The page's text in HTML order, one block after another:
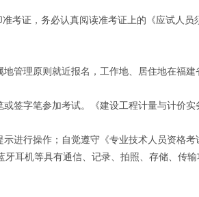
考证，务必认真阅读准考证上的《应试人员
地管理原则就近报名，工作地、居住地在福建
字笔参加考试。《建设工程计量与计价实
行操作；自觉遵守《专业技术人员资格考
牙耳机等具有通信、记录、拍照、存储、传